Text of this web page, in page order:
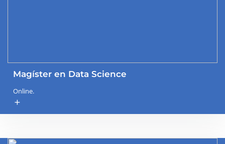
Magíster en Data Science
Online.
add